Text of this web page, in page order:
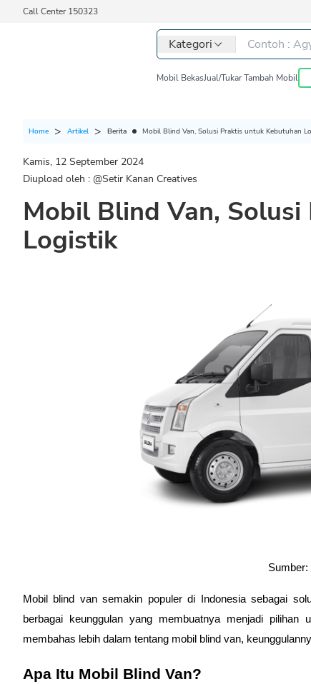
Call Center 150323
Kategori
Mobil BekasJual/Tukar Tambah Mobil
Home Artikel Berita Mobil Blind Van, Solusi Praktis untuk Kebutuhan
Kamis, 12 September 2024
Diupload oleh : @Setir Kanan Creatives
Mobil Blind Van,
Logistik
Mobil blind van semakin populer di Indonesia sebagai
berbagai keunggulan yang membuatnya menjadi
membahas lebih dalam tentang mobil blind van,
Apa Itu Mobil Blind Van?